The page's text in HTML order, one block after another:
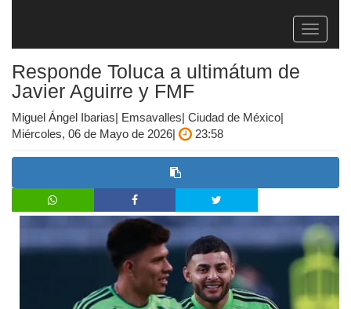
Toggle
Responde Toluca a ultimátum de
Javier Aguirre y FMF
Miguel Ángel Ibarias| Emsavalles| Ciudad de México|
Miércoles, 06 de Mayo de 2026|
23:58